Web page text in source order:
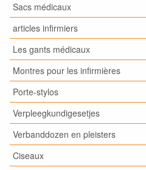
Sacs médicaux
articles infirmiers
Les gants médicaux
Montres pour les infirmières
Porte-stylos
Verpleegkundigesetjes
Verbanddozen en pleisters
Ciseaux